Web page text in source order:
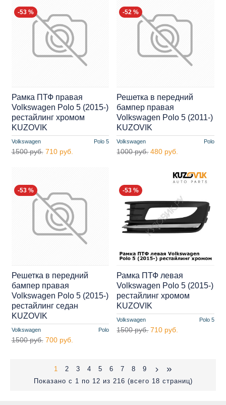
-53 %
Volkswagen Polo 5
Рамка ПТФ правая
Volkswagen Polo 5 (2015-)
рестайлинг хромом
KUZOVIK
1500 руб. 710 руб.
-52 %
Volkswagen Polo
Решетка в передний
бампер правая
Volkswagen Polo 5 (2011-)
KUZOVIK
1000 руб. 480 руб.
-53 %
Volkswagen Polo
Решетка в передний
бампер правая
Volkswagen Polo 5 (2015-)
рестайлинг седан
KUZOVIK
1500 руб. 700 руб.
-53 %
Volkswagen Polo 5
Рамка ПТФ левая
Volkswagen Polo 5 (2015-)
рестайлинг хромом
KUZOVIK
1500 руб. 710 руб.
1 2 3 4 5 6 7 8
9
Показано с 1 по 12 из 216 (всего 18 страниц)